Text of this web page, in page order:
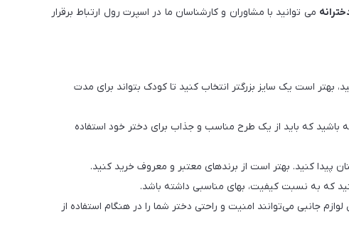
می توانید با مشاوران و کارشناسان ما در اسپرت رول ارتباط برقرار
بهتر است یک سایز بزرگتر انتخاب کنید تا کودک بتواند برای مدت
باشید که باید از یک طرح مناسب و جذاب برای دختر خود استفاده
جانبی می‌توانند امنیت و راحتی دختر شما را در هنگام استفاده از